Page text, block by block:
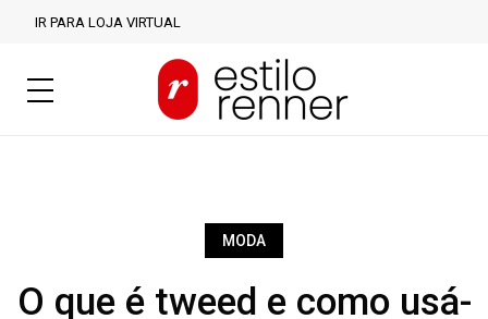
IR PARA LOJA VIRTUAL
MODA
O que é tweed e como usá-